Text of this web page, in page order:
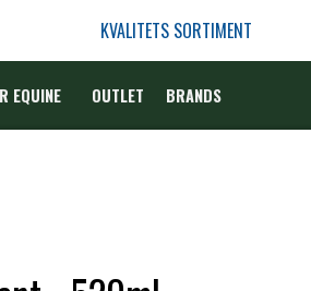
KVALITETS SORTIMENT
EQUINE OUTLET BRANDS